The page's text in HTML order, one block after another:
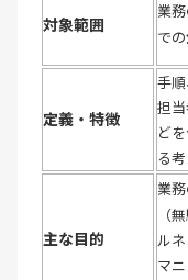
対象範囲
業
での
定義・特徴
手
担
ど
る
主な目的
業
（
ルネ
マ